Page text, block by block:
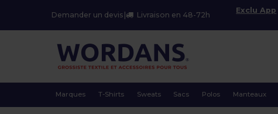
Demander un devis Livraison en 48-72h
Exclu App
Marques T-Shirts Sweats Sacs Polos Manteaux